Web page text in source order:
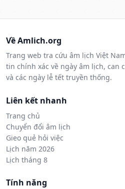
Về Amlich.org
Trang web tra cứu âm lịch Việt
tin chính xác về ngày âm lịch, can
và các ngày lễ tết truyền thống.
Liên kết nhanh
Trang chủ
Chuyển đổi âm lịch
Gieo quẻ hỏi việc
Lịch năm 2026
Lịch tháng 8
Tính năng